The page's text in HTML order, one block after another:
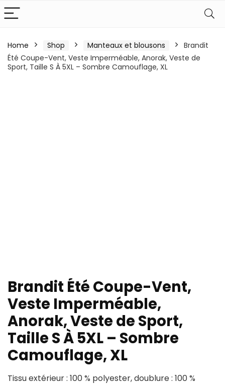
Home Shop Manteaux et blousons
Brandit
Été Coupe-Vent, Veste Imperméable, Anorak, Veste de
Sport, Taille S À 5XL – Sombre Camouflage, XL
Brandit Été Coupe-Vent,
Veste Imperméable,
Anorak, Veste de Sport,
Taille S À 5XL – Sombre
Camouflage, XL
Tissu extérieur : 100 % polyester, doublure : 100 %